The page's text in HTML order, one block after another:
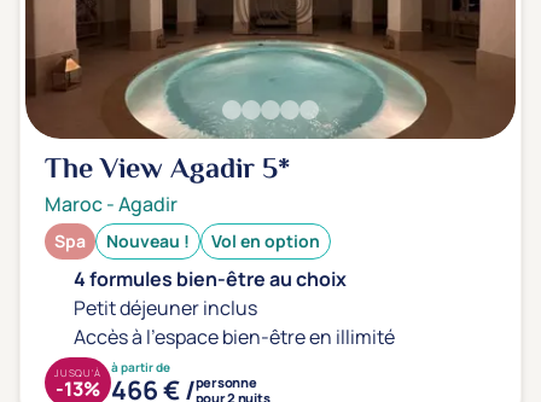
Remise en forme
Beauté & anti-âge
(2)
Silhouette, Minceur
(1)
Gestion du stress / sommeil
(0)
Spécial dos
Prévention santé
Sport
Yoga
Offres spéciales
The View Agadir5*
Maroc-Agadir
Spa Nouveau ! Vol en option
4 formules bien-être au choix
Petit déjeuner inclus
Accès à l'espace bien-être en illimité
à partir de
466 € /personne
pour 2 nuits
JUSQU'À
-13%